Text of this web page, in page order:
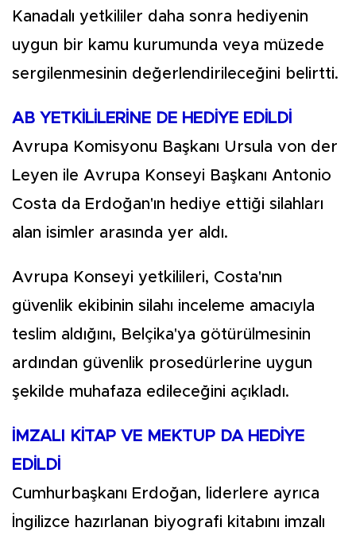
Kanadalı yetkililer daha sonra hediyenin
uygun bir kamu kurumunda veya müzede
sergilenmesinin değerlendirileceğini belirtti.
AB YETKİLİLERİNE DE HEDİYE EDİLDİ
Avrupa Komisyonu Başkanı Ursula von der
Leyen ile Avrupa Konseyi Başkanı Antonio
Costa da Erdoğan'ın hediye ettiği silahları
alan isimler arasında yer aldı.
Avrupa Konseyi yetkilileri, Costa'nın
güvenlik ekibinin silahı inceleme amacıyla
teslim aldığını, Belçika'ya götürülmesinin
ardından güvenlik prosedürlerine uygun
şekilde muhafaza edileceğini açıkladı.
İMZALI KİTAP VE MEKTUP DA HEDİYE
EDİLDİ
Cumhurbaşkanı Erdoğan, liderlere ayrıca
İngilizce hazırlanan biyografi kitabını imzalı